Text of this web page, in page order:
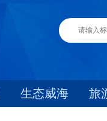
生态威海 旅